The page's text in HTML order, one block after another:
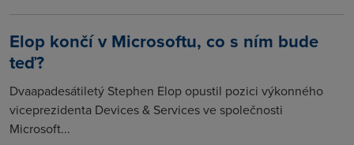
Elop končí v Microsoftu, co s ním bude
teď?
Dvaapadesátiletý Stephen Elop opustil pozici výkonného
viceprezidenta Devices & Services ve společnosti
Microsoft...